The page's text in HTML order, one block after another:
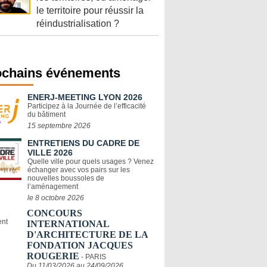
le territoire pour réussir la
réindustrialisation ?
événements
ENERJ-MEETING LYON 2026
Participez à la Journée de l’efficacité
du bâtiment
15 septembre 2026
ENTRETIENS DU CADRE DE
VILLE 2026
Quelle ville pour quels usages ? Venez
échanger avec vos pairs sur les
nouvelles boussoles de
l’aménagement
le 8 octobre 2026
CONCOURS
INTERNATIONAL
D'ARCHITECTURE DE LA
FONDATION JACQUES
ROUGERIE - PARIS